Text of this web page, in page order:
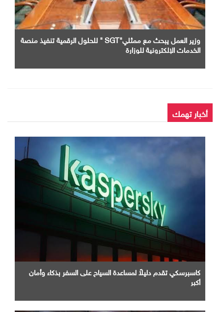
وزير العمل يبحث مع ممثلي"SGT " للحلول الرقمية تنفيذ منصة
الخدمات الإلكترونية للوزارة
أخبار تهمك
كاسبرسكي تقدم دليلاً لمساعدة السياح على السفر بذكاء وأمان
أكبر